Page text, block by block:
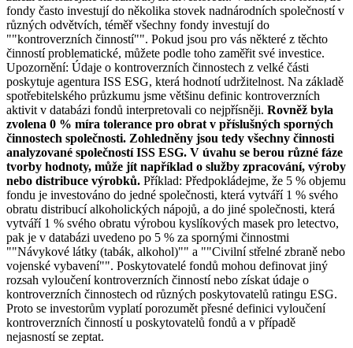
fondy často investují do několika stovek nadnárodních společností v
různých odvětvích, téměř všechny fondy investují do
""kontroverzních činností"". Pokud jsou pro vás některé z těchto
činností problematické, můžete podle toho zaměřit své investice.
Upozornění: Údaje o kontroverzních činnostech z velké části
poskytuje agentura ISS ESG, která hodnotí udržitelnost. Na základě
spotřebitelského průzkumu jsme většinu definic kontroverzních
aktivit v databázi fondů interpretovali co nejpřísněji. Rovněž byla
zvolena 0 % míra tolerance pro obrat v příslušných sporných
činnostech společnosti. Zohledněny jsou tedy všechny činnosti
analyzované společností ISS ESG. V úvahu se berou různé fáze
tvorby hodnoty, může jít například o služby zpracování, výroby
nebo distribuce výrobků. Příklad: Předpokládejme, že 5 % objemu
fondu je investováno do jedné společnosti, která vytváří 1 % svého
obratu distribucí alkoholických nápojů, a do jiné společnosti, která
vytváří 1 % svého obratu výrobou kyslíkových masek pro letectvo,
pak je v databázi uvedeno po 5 % za spornými činnostmi
""Návykové látky (tabák, alkohol)"" a ""Civilní střelné zbraně nebo
vojenské vybavení"". Poskytovatelé fondů mohou definovat jiný
rozsah vyloučení kontroverzních činností nebo získat údaje o
kontroverzních činnostech od různých poskytovatelů ratingu ESG.
Proto se investorům vyplatí porozumět přesné definici vyloučení
kontroverzních činností u poskytovatelů fondů a v případě
nejasností se zeptat.